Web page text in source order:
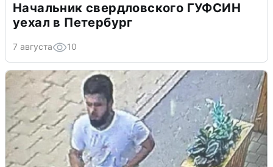
Начальник свердловского ГУФСИН
уехал в Петербург
7 августа 10